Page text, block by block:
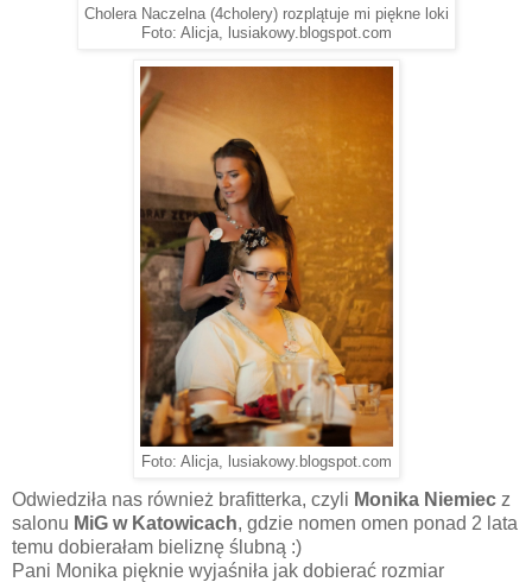
Cholera Naczelna (4cholery) rozplątuje mi piękne loki
Foto: Alicja, lusiakowy.blogspot.com
Foto: Alicja, lusiakowy.blogspot.com
Odwiedziła nas również brafitterka, czyli Monika Niemiec z
salonu MiG w Katowicach, gdzie nomen omen ponad 2 lata
temu dobierałam bieliznę ślubną :)
Pani Monika pięknie wyjaśniła jak dobierać rozmiar